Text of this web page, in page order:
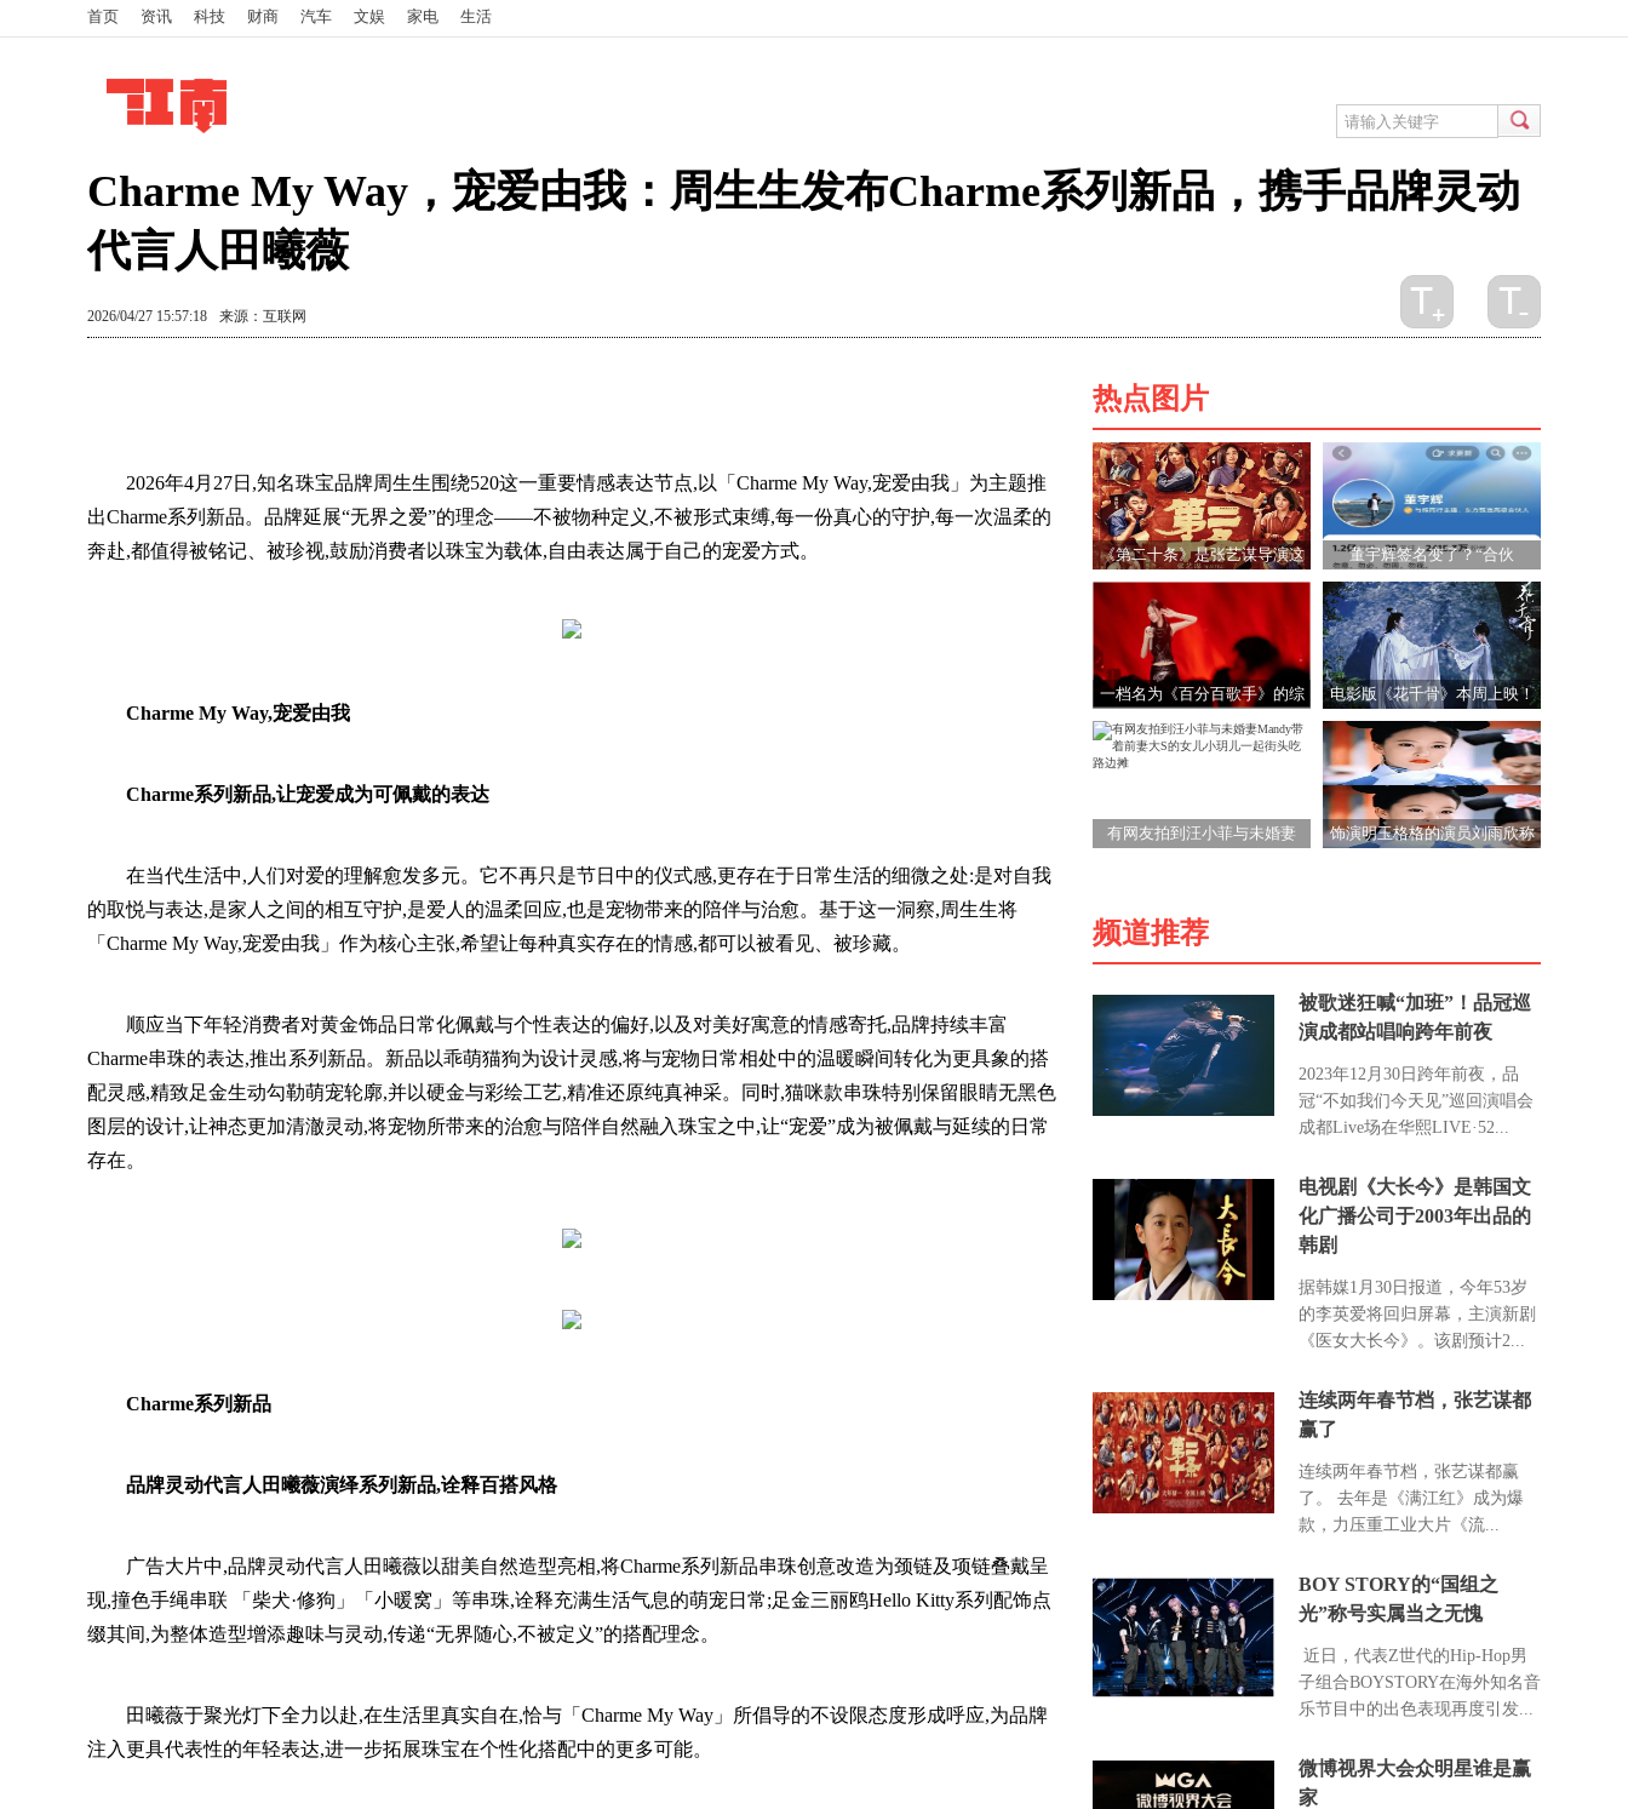
首页 资讯 科技 财商 汽车 文娱 家电 生活
Charme My Way，宠爱由我：周生生发布Charme系列新品，携手品牌灵动
代言人田曦薇
2026/04/27 15:57:18 来源：互联网
2026年4月27日,知名珠宝品牌周生生围绕520这一重要情感表达节点,以「Charme My Way,宠爱由我」为主题推
出Charme系列新品。品牌延展“无界之爱”的理念——不被物种定义,不被形式束缚,每一份真心的守护,每一次温柔的
奔赴,都值得被铭记、被珍视,鼓励消费者以珠宝为载体,自由表达属于自己的宠爱方式。
Charme My Way,宠爱由我
Charme系列新品,让宠爱成为可佩戴的表达
在当代生活中,人们对爱的理解愈发多元。它不再只是节日中的仪式感,更存在于日常生活的细微之处:是对自我
的取悦与表达,是家人之间的相互守护,是爱人的温柔回应,也是宠物带来的陪伴与治愈。基于这一洞察,周生生将
「Charme My Way,宠爱由我」作为核心主张,希望让每种真实存在的情感,都可以被看见、被珍藏。
顺应当下年轻消费者对黄金饰品日常化佩戴与个性表达的偏好,以及对美好寓意的情感寄托,品牌持续丰富
Charme串珠的表达,推出系列新品。新品以乖萌猫狗为设计灵感,将与宠物日常相处中的温暖瞬间转化为更具象的搭
配灵感,精致足金生动勾勒萌宠轮廓,并以硬金与彩绘工艺,精准还原纯真神采。同时,猫咪款串珠特别保留眼睛无黑色
图层的设计,让神态更加清澈灵动,将宠物所带来的治愈与陪伴自然融入珠宝之中,让“宠爱”成为被佩戴与延续的日常
存在。
Charme系列新品
品牌灵动代言人田曦薇演绎系列新品,诠释百搭风格
广告大片中,品牌灵动代言人田曦薇以甜美自然造型亮相,将Charme系列新品串珠创意改造为颈链及项链叠戴呈
现,撞色手绳串联 「柴犬·修狗」「小暖窝」等串珠,诠释充满生活气息的萌宠日常;足金三丽鸥Hello Kitty系列配饰点
缀其间,为整体造型增添趣味与灵动,传递“无界随心,不被定义”的搭配理念。
田曦薇于聚光灯下全力以赴,在生活里真实自在,恰与「Charme My Way」所倡导的不设限态度形成呼应,为品牌
注入更具代表性的年轻表达,进一步拓展珠宝在个性化搭配中的更多可能。
热点图片
《第二十条》是张艺谋导演这
几年来的最佳作品？
董宇辉签名变了？“合伙
人”与“高级合伙人”的不同
一档名为《百分百歌手》的综
艺节目，在腾讯视频首期上线
电影版《花千骨》本周上映！
有网友拍到汪小菲与未婚妻
饰演明玉格格的演员刘雨欣称
频道推荐
被歌迷狂喊“加班”！品冠巡
演成都站唱响跨年前夜
2023年12月30日跨年前夜，品
冠“不如我们今天见”巡回演唱会
成都Live场在华熙LIVE·52...
电视剧《大长今》是韩国文
化广播公司于2003年出品的
韩剧
据韩媒1月30日报道，今年53岁
的李英爱将回归屏幕，主演新剧
《医女大长今》。该剧预计2...
连续两年春节档，张艺谋都
赢了
连续两年春节档，张艺谋都赢
了。 去年是《满江红》成为爆
款，力压重工业大片《流...
BOY STORY的“国组之
光”称号实属当之无愧
近日，代表Z世代的Hip-Hop男
子组合BOYSTORY在海外知名音
乐节目中的出色表现再度引发...
微博视界大会众明星谁是赢
家